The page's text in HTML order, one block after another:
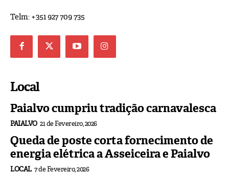
Telm: +351 927 709 735
Local
Paialvo cumpriu tradição carnavalesca
PAIALVO 21 de Fevereiro, 2026
Queda de poste corta fornecimento de
energia elétrica a Asseiceira e Paialvo
LOCAL 7 de Fevereiro, 2026